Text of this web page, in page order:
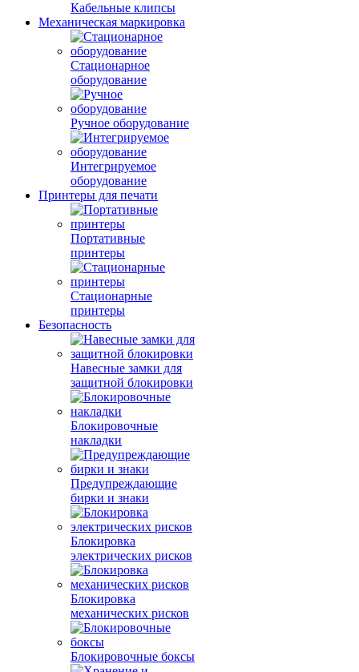
Кабельные клипсы
Механическая маркировка
Стационарное
оборудование
Ручное оборудование
Интегрируемое
оборудование
Принтеры для печати
Портативные
принтеры
Стационарные
принтеры
Безопасность
Навесные замки для
защитной блокировки
Блокировочные
накладки
Предупреждающие
бирки и знаки
Блокировка
электрических рисков
Блокировка
механических рисков
Блокировочные боксы